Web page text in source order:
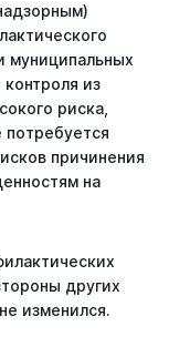
муниципальных
из
риска,
причинения
на
других
изменился.